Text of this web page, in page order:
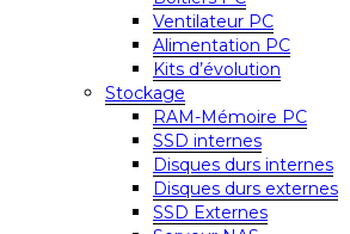
Ventilateur PC
Alimentation PC
Kits d’évolution
Stockage
RAM-Mémoire PC
SSD internes
Disques durs internes
Disques durs externes
SSD Externes